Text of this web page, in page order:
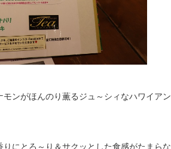
ンがほんのり薫るジュ～シィなハワイアン
にとろ～り＆サクッとした食感がたまらな